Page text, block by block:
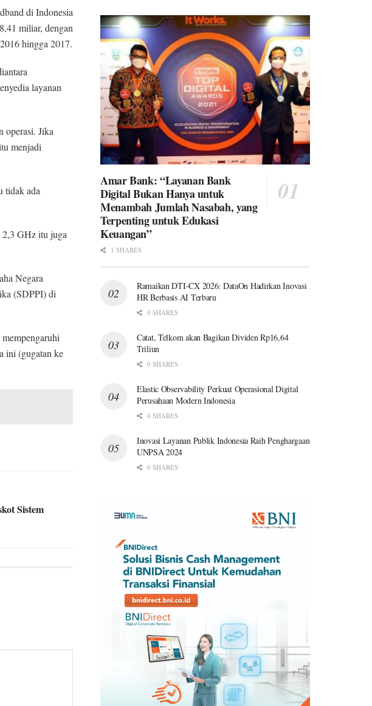
di Indonesia
miliar, dengan
hingga 2017.
layanan
operasi. Jika
menjadi
tidak ada
2,3 GHz itu juga
Negara
(SDPPI) di
ini (gugatan ke
Sistem
Amar Bank: “Layanan Bank
Digital Bukan Hanya untuk
Menambah Jumlah Nasabah, yang
Terpenting untuk Edukasi
Keuangan”
1 SHARES
Ramaikan DTI-CX 2026: DataOn Hadirkan Inovasi
HR Berbasis AI Terbaru
0 SHARES
Catat, Telkom akan Bagikan Dividen Rp16,64
Triliun
0 SHARES
Elastic Observability Perkuat Operasional Digital
Perusahaan Modern Indonesia
0 SHARES
Inovasi Layanan Publik Indonesia Raih Penghargaan
UNPSA 2024
0 SHARES